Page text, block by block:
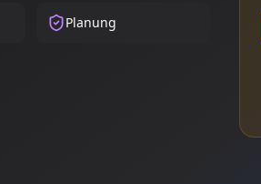
Planung